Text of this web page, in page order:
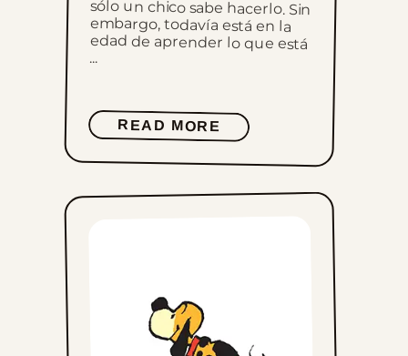
...
READ MORE